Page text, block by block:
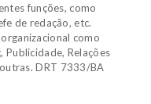
funções, como
de redação, etc.
como
Relações
DRT 7333/BA